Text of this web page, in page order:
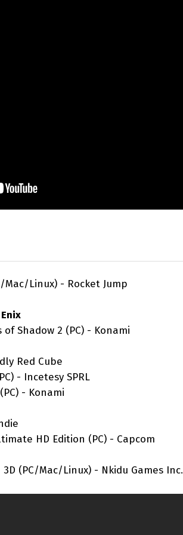
Mac/Linux) - Rocket Jump
2 (PC) - Konami
Red Cube
Incetesy SPRL
- Konami
HD Edition (PC) - Capcom
(PC/Mac/Linux) - Nkidu Games Inc.